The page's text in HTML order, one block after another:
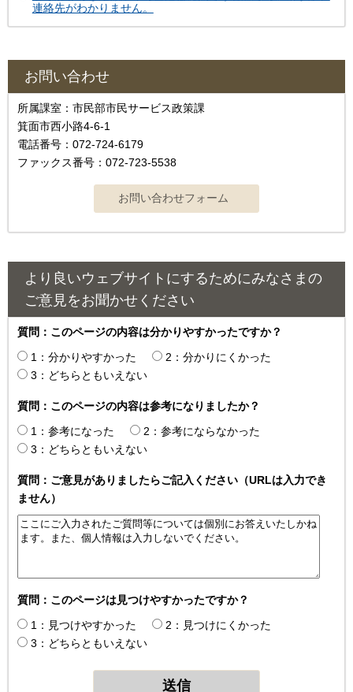
連絡先がわかりません。
お問い合わせ
所属課室：市民部市民サービス政策課
箕面市西小路4‐6‐1
電話番号：072-724-6179
ファックス番号：072-723-5538
より良いウェブサイトにするためにみなさまの
ご意見をお聞かせください
質問：このページの内容は分かりやすかったですか？
1：分かりやすかった
2：分かりにくかった
3：どちらともいえない
質問：このページの内容は参考になりましたか？
1：参考になった
2：参考にならなかった
3：どちらともいえない
質問：ご意見がありましたらご記入ください（URLは入力でき
ません）
質問：このページは見つけやすかったですか？
1：見つけやすかった
2：見つけにくかった
3：どちらともいえない